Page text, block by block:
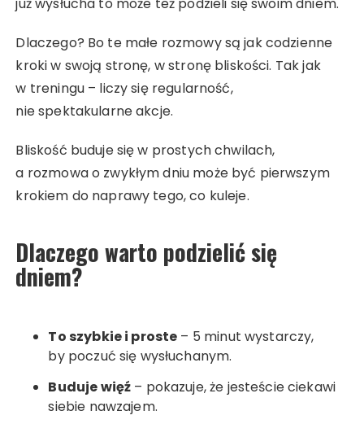
Dlaczego? Bo te małe rozmowy są jak codzienne
kroki w swoją stronę, w stronę bliskości. Tak jak
w treningu – liczy się regularność,
nie spektakularne akcje.
Bliskość buduje się w prostych chwilach,
a rozmowa o zwykłym dniu może być pierwszym
krokiem do naprawy tego, co kuleje.
Dlaczego warto podzielić się
dniem?
To szybkie i proste – 5 minut wystarczy,
by poczuć się wysłuchanym.
Buduje więź – pokazuje, że jesteście ciekawi
siebie nawzajem.